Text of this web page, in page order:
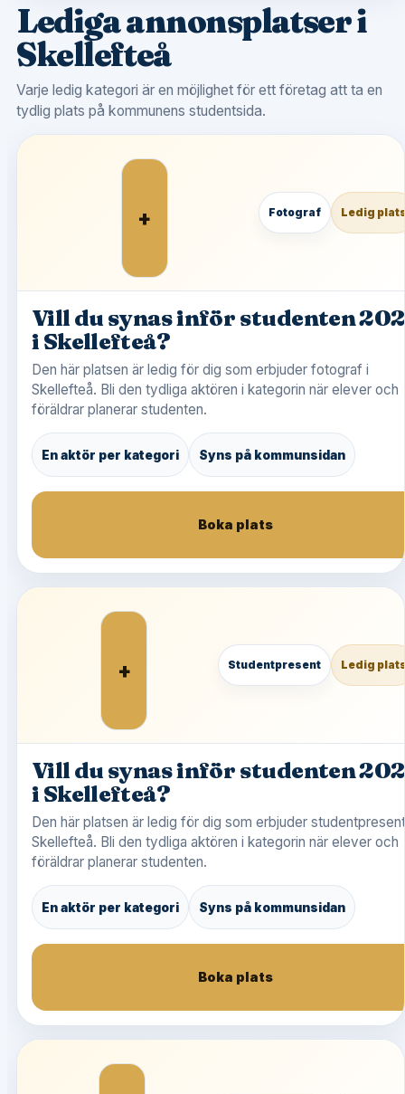
Lediga annonsplatser i
Skellefteå
Varje ledig kategori är en möjlighet för ett företag att ta en
tydlig plats på kommunens studentsida.
+ Fotograf Ledig
Vill du synas inför studenten
i Skellefteå?
Den här platsen är ledig för dig som erbjuder fotograf i
Skellefteå. Bli den tydliga aktören i kategorin när elever och
föräldrar planerar studenten.
En aktör per kategori Syns på kommunsidan
Boka plats
+ Studentpresent Ledig
Vill du synas inför studenten
i Skellefteå?
Den här platsen är ledig för dig som erbjuder
Skellefteå. Bli den tydliga aktören i kategorin när elever och
föräldrar planerar studenten.
En aktör per kategori Syns på kommunsidan
Boka plats